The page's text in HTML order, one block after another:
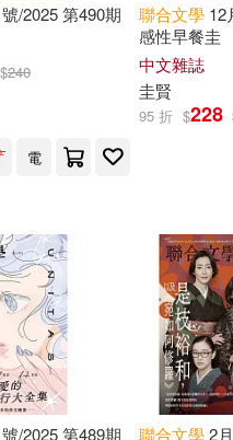
Tom(5690)
Kelly(5659)
Linda(5285)
Jim(5256)
Cooper(5182)
書出版公司北京公司(4483)
版社(4365)
公司(4322)
Pub Corp(4307)
出版社(4304)
化(4299)
/2025 第490期
$240
電
聯合文學 12
感性早餐圭
中文雜誌
圭賢
95 折 $228
/2025 第489期 聯合文學2